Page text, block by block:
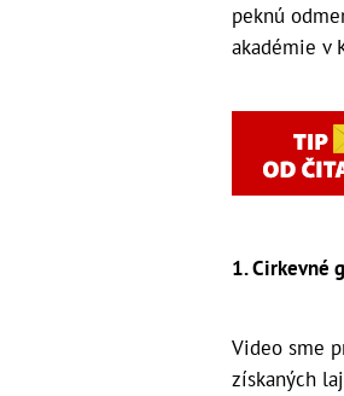
peknú
akadémie v
1. Cirkevné
Video sme
získaných